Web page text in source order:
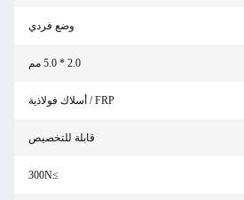
وضع فردي
2.0 * 5.0 مم
FRP / أسلاك فولاذية
قابلة للتخصيص
≥300N